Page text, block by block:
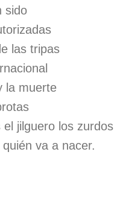
sido
las tripas
la muerte
el jilguero los zurdos
va a nacer.